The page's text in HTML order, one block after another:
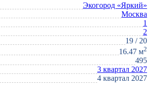
Экогород «Яркий»
Москва
1
2
19 / 20
16.47 м2
495
3 квартал 2027
4 квартал 2027